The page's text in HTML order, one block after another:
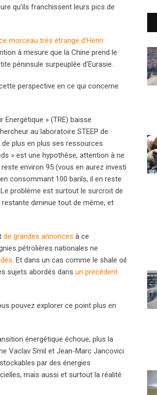
qu’ils franchissent leurs pics de
morceau très étrange d’Henri
à mesure que la Chine prend le
péninsule surpeuplée d’Eurasie.
perspective en ce qui concerne
Energétique » (TRE) baisse
au laboratoire STEEP de
plus en plus ses ressources
» est une hypothèse, attention à ne
environ 95 (vous en aurez investi
consommant 100 barils, il en reste
problème est surtout le surcroit de
restante diminue tout de même, et
de grandes annonces à ce
pétrolières nationales ne
. Et dans un cas comme le shale oil
sujets abordés dans un précédent
pouvez explorer ce point plus en
énergétique échoue, plus la
Vaclav Smil et Jean-Marc Jancovici
par des énergies
mais aussi et surtout la réalité